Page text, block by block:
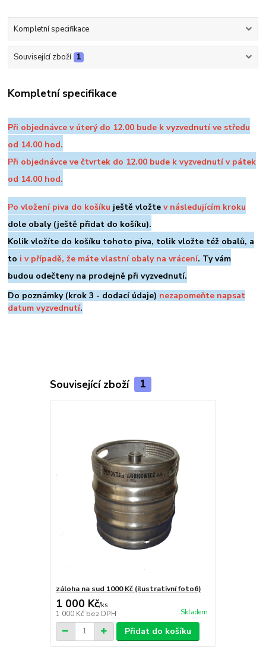
Kompletní specifikace
Související zboží 1
Kompletní specifikace
Při objednávce v úterý do 12.00 bude k vyzvednutí ve středu
od 14.00 hod.
Při objednávce ve čtvrtek do 12.00 bude k vyzvednutí v pátek
od 14.00 hod.
Po vložení piva do košíku ještě vložtev následujícím kroku
dole obaly (ještě přidat do košíku).
Kolik vložíte do košíku tohoto piva, tolik vložte též obalů, a
to i v případě, že máte vlastní obaly na vrácení. Ty vám
budou odečteny na prodejně při vyzvednutí.
Do poznámky (krok 3 - dodací údaje) nezapomeňte napsat
datum vyzvednutí.
Související zboží 1
záloha na sud 1000 Kč (ilustrativní foto6)
1 000 Kč/ks
1 000 Kč bez DPH Skladem
Přidat do košíku